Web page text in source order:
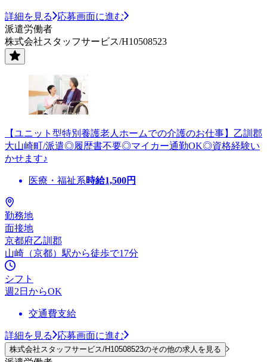
詳細を見る
応募画面に進む
派遣労働者
株式会社スタッフサービス/H10508523
【ユニット型特別養護老人ホームでの介護のお仕事】乙訓郡
大山崎町/派遣◎履歴書不要◎マイカー通勤OK◎資格経験い
かせます♪
医療・福祉系時給1,500円
勤務地
面接地
京都府乙訓郡
山崎（京都）駅から徒歩で17分
シフト
週2日からOK
交通費支給
詳細を見る 応募画面に進む
株式会社スタッフサービス/H10508523のその他の求人を見る